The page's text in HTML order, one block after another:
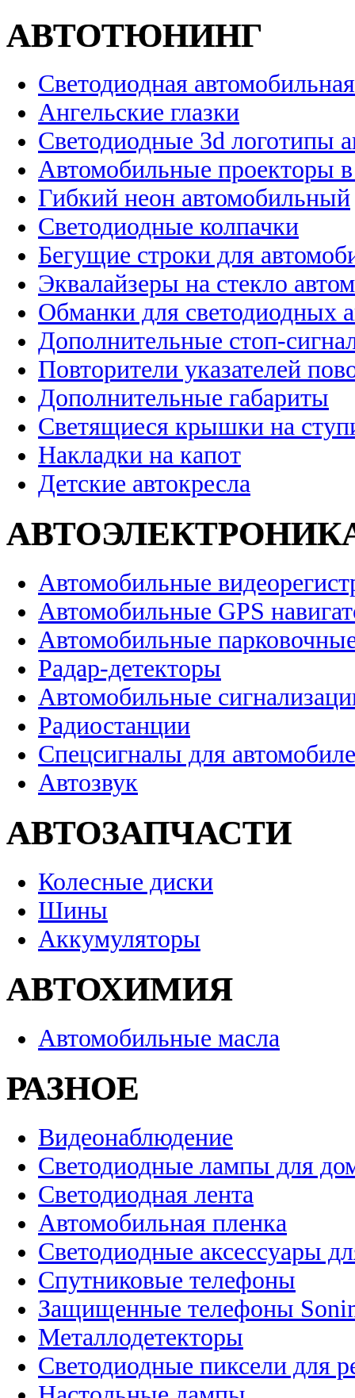
АВТОТЮНИНГ
Светодиодная
Ангельские глазки
Светодиодные 3d логотипы
Автомобильные проекторы
Гибкий неон автомобильный
Светодиодные колпачки
Бегущие строки для
Эквалайзеры на стекло
Обманки для светодиодных
Дополнительные стоп-
Повторители указателей
Дополнительные габариты
Светящиеся крышки на
Накладки на капот
Детские автокресла
Автомобильные
Автомобильные GPS
Автомобильные
Радар-детекторы
Автомобильные
Радиостанции
Спецсигналы для
Автозвук
АВТОЗАПЧАСТИ
Колесные диски
Шины
Аккумуляторы
АВТОХИМИЯ
Автомобильные масла
РАЗНОЕ
Видеонаблюдение
Светодиодные лампы для
Светодиодная лента
Автомобильная пленка
Светодиодные аксессуары
Спутниковые телефоны
Защищенные телефоны
Металлодетекторы
Светодиодные пиксели для